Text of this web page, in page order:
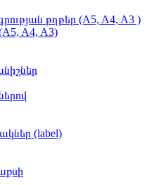
թղթեր (A5, A4, A3 )
A4, A3)
(label)